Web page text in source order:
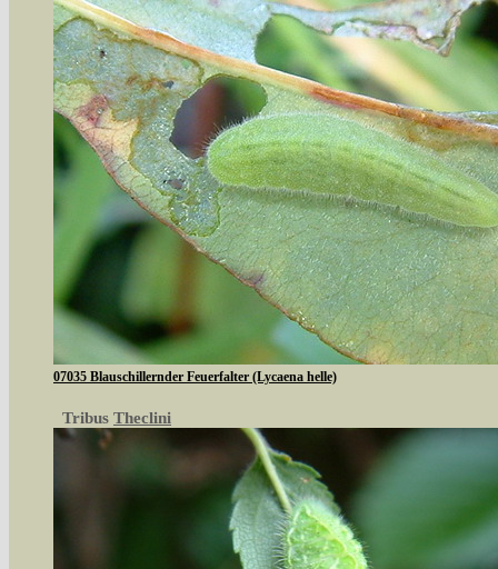
07035 Blauschillernder Feuerfalter (Lycaena helle)
Tribus Theclini